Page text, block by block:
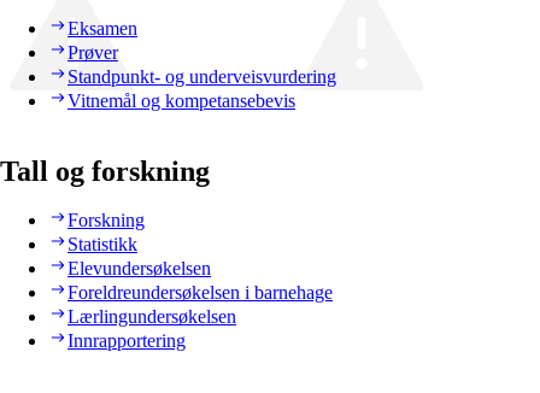
Eksamen
Prøver
Standpunkt- og underveisvurdering
Vitnemål og kompetansebevis
Tall og forskning
Forskning
Statistikk
Elevundersøkelsen
Foreldreundersøkelsen i barnehage
Lærlingundersøkelsen
Innrapportering